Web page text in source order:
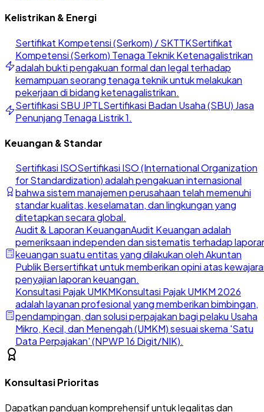
Kelistrikan & Energi
Sertifikat Kompetensi (Serkom) / SKTTKSertifikat
Kompetensi (Serkom) Tenaga Teknik Ketenagalistrikan
adalah bukti pengakuan formal dan legal terhadap
kemampuan seorang tenaga teknik untuk melakukan
pekerjaan di bidang ketenagalistrikan.
Sertifikasi SBU JPTLSertifikasi Badan Usaha (SBU) Jasa
Penunjang Tenaga Listrik 1.
Keuangan & Standar
Sertifikasi ISOSertifikasi ISO (International Organization
for Standardization) adalah pengakuan internasional
bahwa sistem manajemen perusahaan telah memenuhi
standar kualitas, keselamatan, dan lingkungan yang
ditetapkan secara global.
Audit & Laporan KeuanganAudit Keuangan adalah
pemeriksaan independen dan sistematis terhadap
keuangan suatu entitas yang dilakukan oleh Akuntan
Publik Bersertifikat untuk memberikan opini atas
penyajian laporan keuangan.
Konsultasi Pajak UMKMKonsultasi Pajak UMKM 2026
adalah layanan profesional yang memberikan bimbingan,
pendampingan, dan solusi perpajakan bagi pelaku Usaha
Mikro, Kecil, dan Menengah (UMKM) sesuai skema 'Satu
Data Perpajakan' (NPWP 16 Digit/NIK).
Konsultasi Prioritas
Dapatkan panduan komprehensif untuk legalitas dan